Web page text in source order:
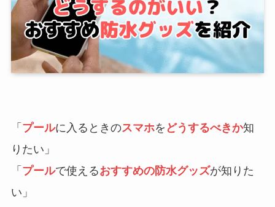
「 プールに入るときのスマホを どうするべきか知
りたい」
「 プールで使えるおすすめの防水グッズが知りた
い」